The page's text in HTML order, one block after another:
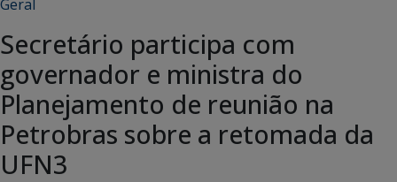
Geral
Secretário participa com
governador e ministra do
Planejamento de reunião na
Petrobras sobre a retomada da
UFN3